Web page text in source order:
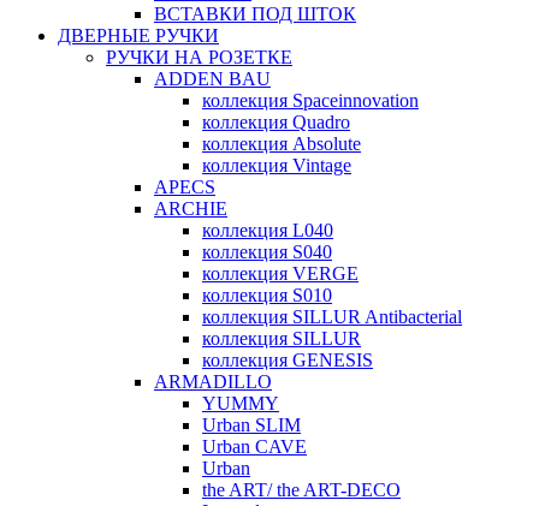
ВСТАВКИ ПОД ШТОК
ДВЕРНЫЕ РУЧКИ
РУЧКИ НА РОЗЕТКЕ
ADDEN BAU
коллекция Spaceinnovation
коллекция Quadro
коллекция Absolute
коллекция Vintage
APECS
ARCHIE
коллекция L040
коллекция S040
коллекция VERGE
коллекция S010
коллекция SILLUR Antibacterial
коллекция SILLUR
коллекция GENESIS
ARMADILLO
YUMMY
Urban SLIM
Urban CAVE
Urban
the ART/ the ART-DECO